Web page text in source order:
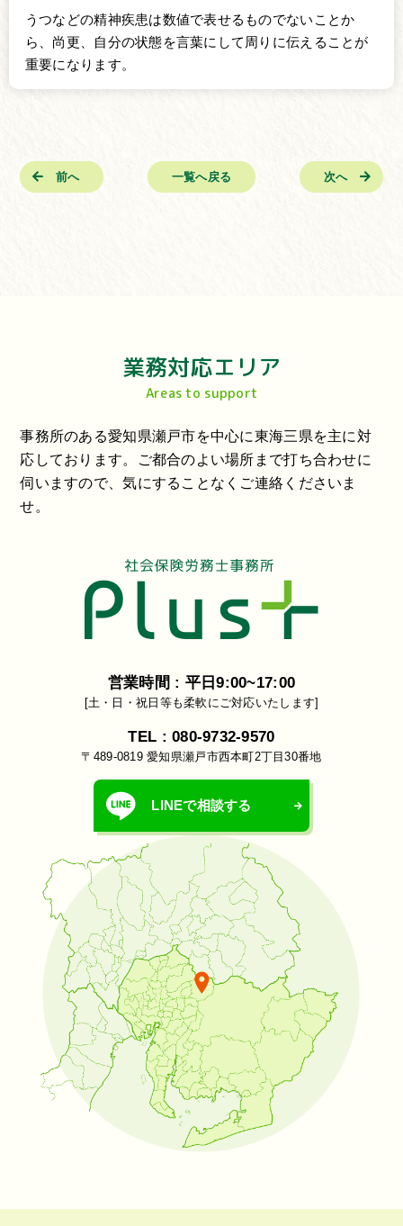
うつなどの精神疾患は数値で表せるものでないことか
ら、尚更、自分の状態を言葉にして周りに伝えることが
重要になります。
次へ
一覧へ戻る
前へ
業務対応エリア
Areas to support
事務所のある愛知県瀬戸市を中心に東海三県を主に対
応しております。ご都合のよい場所まで打ち合わせに
伺いますので、気にすることなくご連絡くださいま
せ。
営業時間 : 平日9:00~17:00
[土・日・祝日等も柔軟にご対応いたします]
TEL : 080-9732-9570
〒489-0819 愛知県瀬戸市西本町2丁目30番地
LINEで相談する